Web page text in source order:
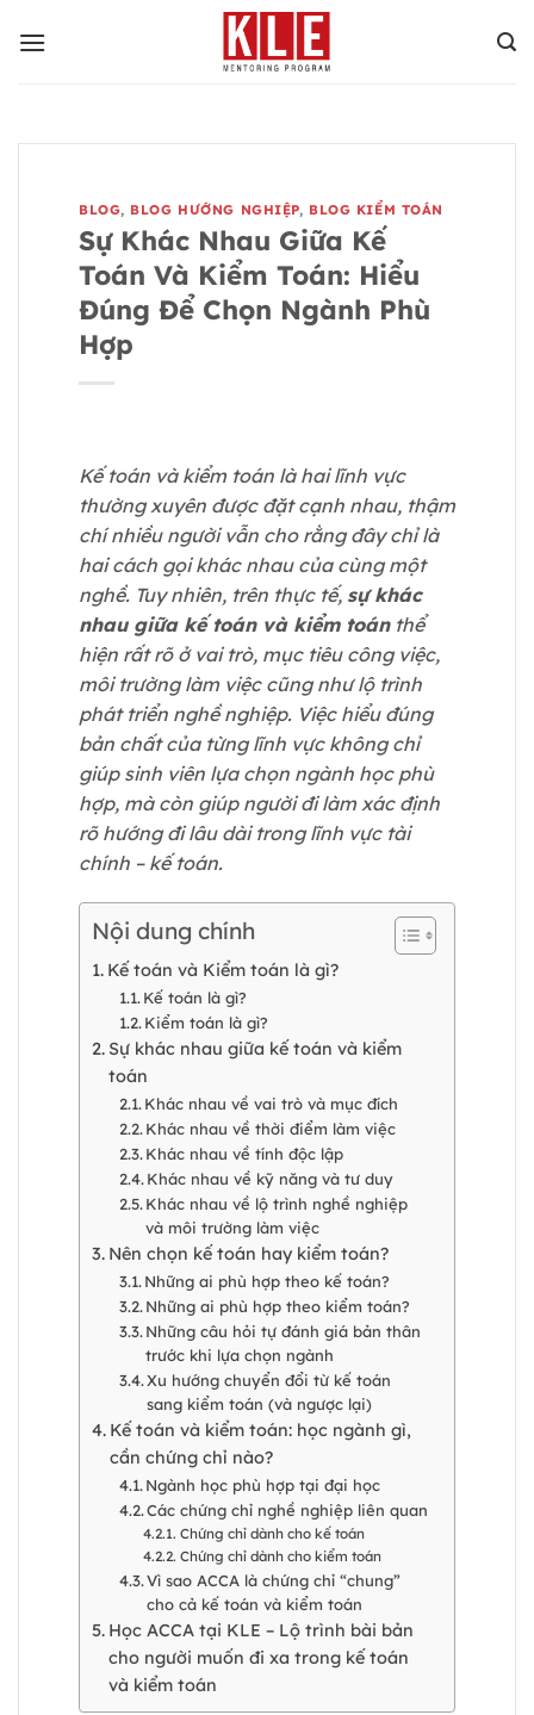
qua
BLOG, BLOG HƯỚNG NGHIỆP, BLOG KIỂM TOÁN
Sự Khác Nhau Giữa Kế
Toán Và Kiểm Toán: Hiểu
Đúng Để Chọn Ngành Phù
Hợp
Kế toán và kiểm toán là hai lĩnh vực
thường xuyên được đặt cạnh nhau, thậm
chí nhiều người vẫn cho rằng đây chỉ là
hai cách gọi khác nhau của cùng một
nghề. Tuy nhiên, trên thực tế, sự khác
nhau giữa kế toán và kiểm toánthể
hiện rất rõ ở vai trò, mục tiêu công việc,
môi trường làm việc cũng như lộ trình
phát triển nghề nghiệp. Việc hiểu đúng
bản chất của từng lĩnh vực không chỉ
giúp sinh viên lựa chọn ngành học phù
hợp, mà còn giúp người đi làm xác định
rõ hướng đi lâu dài trong lĩnh vực tài
chính – kế toán.
Nội dung chính
Kế toán và Kiểm toán là gì?
Kế toán là gì?
Kiểm toán là gì?
Sự khác nhau giữa kế toán và kiểm
toán
Khác nhau về vai trò và mục đích
Khác nhau về thời điểm làm việc
Khác nhau về tính độc lập
Khác nhau về kỹ năng và tư duy
Khác nhau về lộ trình nghề nghiệp
và môi trường làm việc
Nên chọn kế toán hay kiểm toán?
Những ai phù hợp theo kế toán?
Những ai phù hợp theo kiểm toán?
Những câu hỏi tự đánh giá bản thân
trước khi lựa chọn ngành
Xu hướng chuyển đổi từ kế toán
sang kiểm toán (và ngược lại)
Kế toán và kiểm toán: học ngành gì,
cần chứng chỉ nào?
Ngành học phù hợp tại đại học
Các chứng chỉ nghề nghiệp liên quan
Chứng chỉ dành cho kế toán
Chứng chỉ dành cho kiểm toán
Vì sao ACCA là chứng chỉ “chung”
cho cả kế toán và kiểm toán
Học ACCA tại KLE – Lộ trình bài bản
cho người muốn đi xa trong kế toán
và kiểm toán